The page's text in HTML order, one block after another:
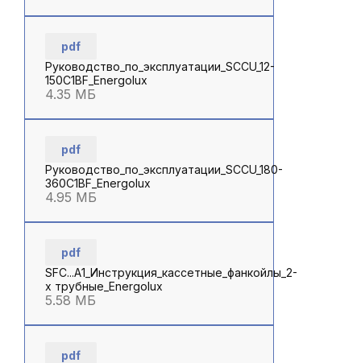
pdf
Руководство_по_эксплуатации_SCCU_12-
150С1BF_Energolux
4.35 МБ
pdf
Руководство_по_эксплуатации_SCCU_180-
360С1BF_Energolux
4.95 МБ
pdf
SFC...A1_Инструкция_кассетные_фанкойлы_2-
х трубные_Energolux
5.58 МБ
pdf